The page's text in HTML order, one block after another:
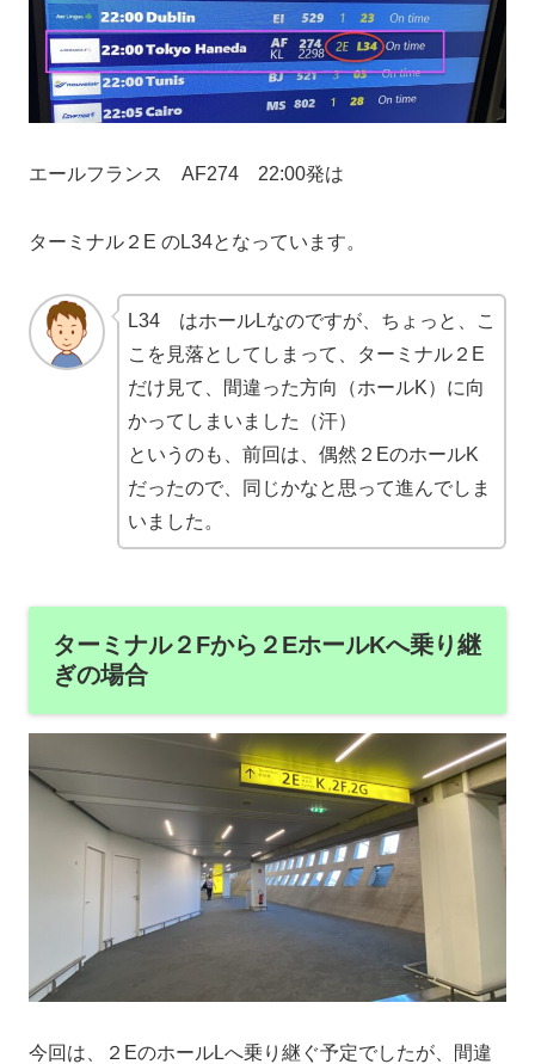
エールフランス AF274 22:00発は
ターミナル２E のL34となっています。
L34 はホールLなのですが、ちょっと、こ
こを見落としてしまって、ターミナル２E
だけ見て、間違った方向（ホールK）に向
かってしまいました（汗）
というのも、前回は、偶然２EのホールK
だったので、同じかなと思って進んでしま
いました。
ターミナル２Fから２EホールKへ乗り継
ぎの場合
今回は、２EのホールLへ乗り継ぐ予定でしたが、間違